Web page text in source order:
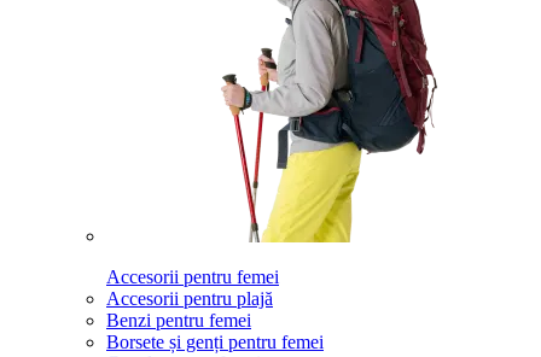
Accesorii pentru femei
Accesorii pentru plajă
Benzi pentru femei
Borsete și genți pentru femei